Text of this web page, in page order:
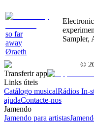
so far
away
Øraeth
Sampler,
©
Transferir app
Links úteis
Catálogo musicalRádios In-
ajudaContacte-nos
Jamendo
Jamendo para artistas